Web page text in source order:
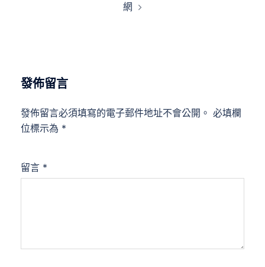
網
發佈留言
發佈留言必須填寫的電子郵件地址不會公開。 必填欄
位標示為 *
留言 *